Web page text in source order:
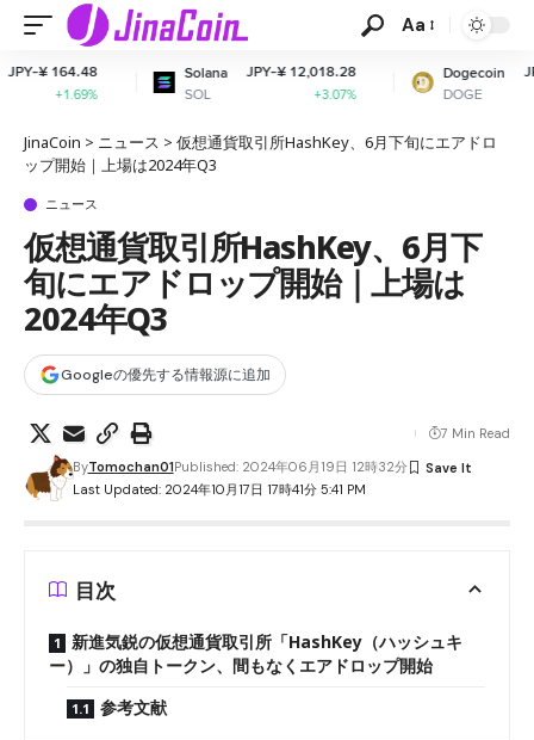
Aa
Solana
SOL
JPY-¥ 12,018.28
+3.07%
Dogecoin
DOGE
JPY-¥ 11.21
+1.85%
JinaCoin > ニュース > 仮想通貨取引所HashKey、6月下旬にエアドロ
ップ開始｜上場は2024年Q3
ニュース
仮想通貨取引所HashKey、6月下
旬にエアドロップ開始｜上場は
2024年Q3
Googleの優先する情報源に追加
Last Updated: 2024年10月17日 17時41分 5:41 PM
ByTomochan01Published: 2024年06月19日 12時32分
7 Min Read
目次
新進気鋭の仮想通貨取引所「HashKey（ハッシュキ
ー）」の独自トークン、間もなくエアドロップ開始
参考文献